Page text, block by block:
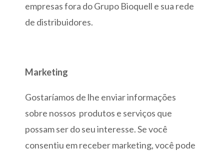
empresas fora do Grupo Bioquell e sua rede
de distribuidores.
Marketing
Gostaríamos de lhe enviar informações
sobre nossos produtos e serviços que
possam ser do seu interesse. Se você
consentiu em receber marketing, você pode